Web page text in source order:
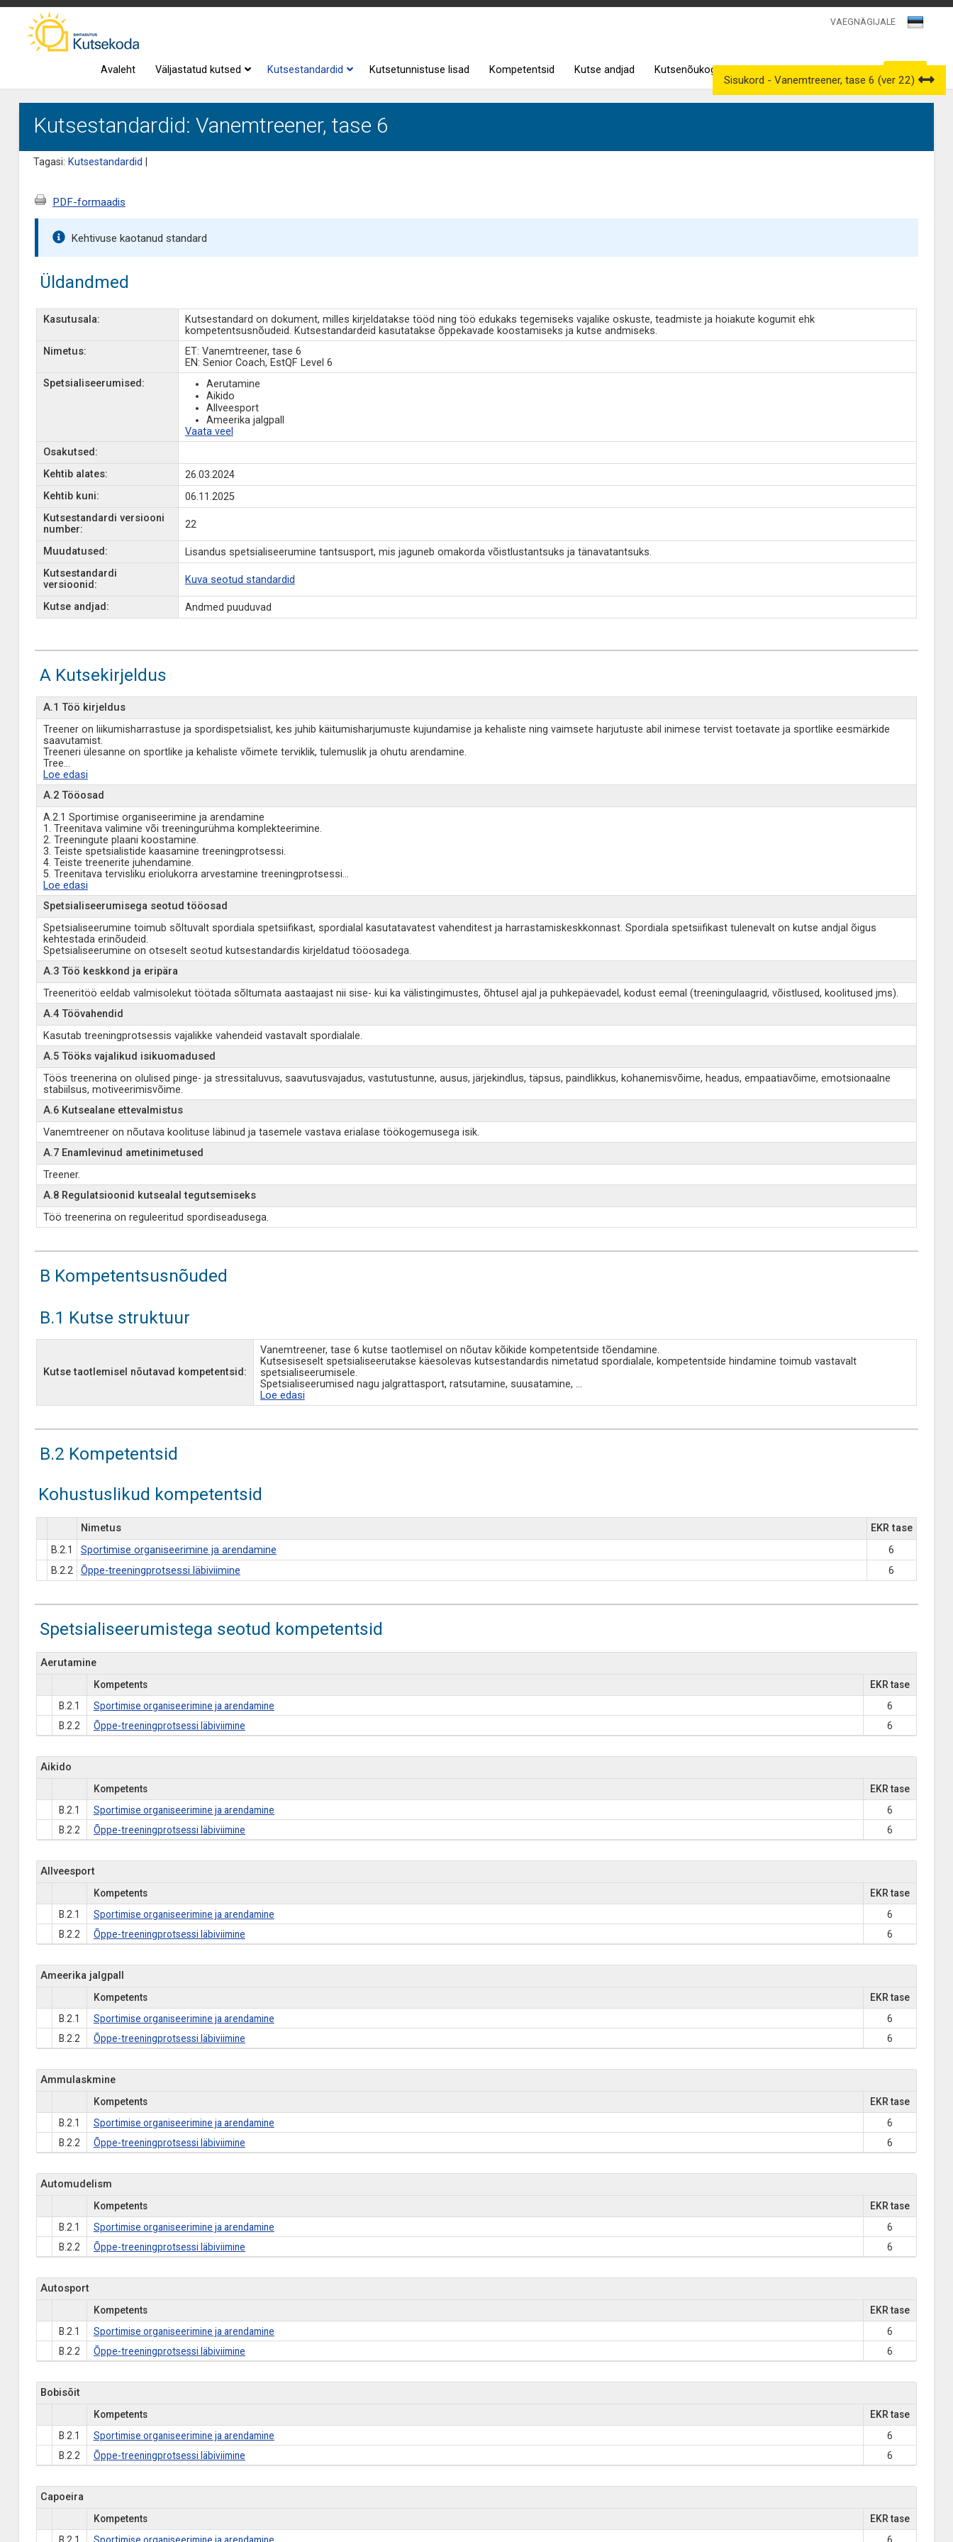
VAEGNÄGIJALE
Avaleht Väljastatud kutsed Kutsestandardid Kutsetunnistuse lisad Kompetentsid Kutse andjad Kutsenõukogud
Kutsestandardid: Vanemtreener, tase 6
Tagasi: Kutsestandardid
Sisukord - Vanemtreener, tase 6 (ver 22)
PDF-formaadis
Kehtivuse kaotanud standard
Üldandmed
Kasutusala:
Kutsestandard on dokument, milles kirjeldatakse tööd ning töö edukaks tegemiseks vajalike oskuste, teadmiste ja hoiakute kogumit ehk
kompetentsusnõudeid. Kutsestandardeid kasutatakse õppekavade koostamiseks ja kutse andmiseks.
Nimetus:
ET: Vanemtreener, tase 6
EN: Senior Coach, EstQF Level 6
Spetsialiseerumised:
Aerutamine
Aikido
Allveesport
Ameerika jalgpall
Vaata veel
Osakutsed:
Kehtib alates:
26.03.2024
Kehtib kuni:
06.11.2025
Kutsestandardi versiooni
number:
22
Muudatused:
Lisandus spetsialiseerumine tantsusport, mis jaguneb omakorda võistlustantsuks ja tänavatantsuks.
Kutsestandardi
versioonid:
Kuva seotud standardid
Kutse andjad: Andmed puuduvad
A Kutsekirjeldus
A.1 Töö kirjeldus
Treener on liikumisharrastuse ja spordispetsialist, kes juhib käitumisharjumuste kujundamise ja kehaliste ning vaimsete harjutuste abil inimese tervist toetavate ja sportlike eesmärkide
saavutamist.
Treeneri ülesanne on sportlike ja kehaliste võimete terviklik, tulemuslik ja ohutu arendamine.
Tree...
Loe edasi
A.2 Tööosad
A.2.1 Sportimise organiseerimine ja arendamine
1. Treenitava valimine või treeningurühma komplekteerimine.
2. Treeningute plaani koostamine.
3. Teiste spetsialistide kaasamine treeningprotsessi.
4. Teiste treenerite juhendamine.
5. Treenitava tervisliku eriolukorra arvestamine treeningprotsessi...
Loe edasi
Spetsialiseerumisega seotud tööosad
Spetsialiseerumine toimub sõltuvalt spordiala spetsiifikast, spordialal kasutatavatest vahenditest ja harrastamiskeskkonnast. Spordiala spetsiifikast tulenevalt on kutse andjal õigus
kehtestada erinõudeid.
Spetsialiseerumine on otseselt seotud kutsestandardis kirjeldatud tööosadega.
A.3 Töö keskkond ja eripära
Treeneritöö eeldab valmisolekut töötada sõltumata aastaajast nii sise- kui ka välistingimustes, õhtusel ajal ja puhkepäevadel, kodust eemal (treeningulaagrid, võistlused, koolitused jms).
A.4 Töövahendid
Kasutab treeningprotsessis vajalikke vahendeid vastavalt spordialale.
A.5 Tööks vajalikud isikuomadused
Töös treenerina on olulised pinge- ja stressitaluvus, saavutusvajadus, vastutustunne, ausus, järjekindlus, täpsus, paindlikkus, kohanemisvõime, headus, empaatiavõime, emotsionaalne
stabiilsus, motiveerimisvõime.
A.6 Kutsealane ettevalmistus
Vanemtreener on nõutava koolituse läbinud ja tasemele vastava erialase töökogemusega isik.
A.7 Enamlevinud ametinimetused
Treener.
A.8 Regulatsioonid kutsealal tegutsemiseks
Töö treenerina on reguleeritud spordiseadusega.
B Kompetentsusnõuded
B.1 Kutse struktuur
Kutse taotlemisel nõutavad kompetentsid:
Vanemtreener, tase 6 kutse taotlemisel on nõutav kõikide kompetentside tõendamine.
Kutsesiseselt spetsialiseerutakse käesolevas kutsestandardis nimetatud spordialale, kompetentside hindamine toimub vastavalt
spetsialiseerumisele.
Spetsialiseerumised nagu jalgrattasport, ratsutamine, suusatamine, ...
Loe edasi
B.2 Kompetentsid
Kohustuslikud kompetentsid
Nimetus
EKR tase
B.2.1
Sportimise organiseerimine ja arendamine
6
B.2.2
Õppe-treeningprotsessi läbiviimine 6
Spetsialiseerumistega seotud kompetentsid
Aerutamine
Kompetents
EKR tase
B.2.1
Sportimise organiseerimine ja arendamine
6
B.2.2
Õppe-treeningprotsessi läbiviimine 6
Aikido
Kompetents
EKR tase
B.2.1
Sportimise organiseerimine ja arendamine
6
B.2.2
Õppe-treeningprotsessi läbiviimine 6
Allveesport
Kompetents
EKR tase
B.2.1
Sportimise organiseerimine ja arendamine
6
B.2.2
Õppe-treeningprotsessi läbiviimine 6
Ameerika jalgpall
Kompetents
EKR tase
B.2.1
Sportimise organiseerimine ja arendamine
6
B.2.2
Õppe-treeningprotsessi läbiviimine 6
Ammulaskmine
Kompetents
EKR tase
B.2.1
Sportimise organiseerimine ja arendamine
6
B.2.2
Õppe-treeningprotsessi läbiviimine 6
Automudelism
Kompetents
EKR tase
B.2.1
Sportimise organiseerimine ja arendamine
6
B.2.2
Õppe-treeningprotsessi läbiviimine 6
Autosport
Kompetents
EKR tase
B.2.1
Sportimise organiseerimine ja arendamine
6
B.2.2
Õppe-treeningprotsessi läbiviimine 6
Bobisõit
Kompetents
EKR tase
B.2.1
Sportimise organiseerimine ja arendamine
6
B.2.2
Õppe-treeningprotsessi läbiviimine 6
Capoeira
Kompetents
EKR tase